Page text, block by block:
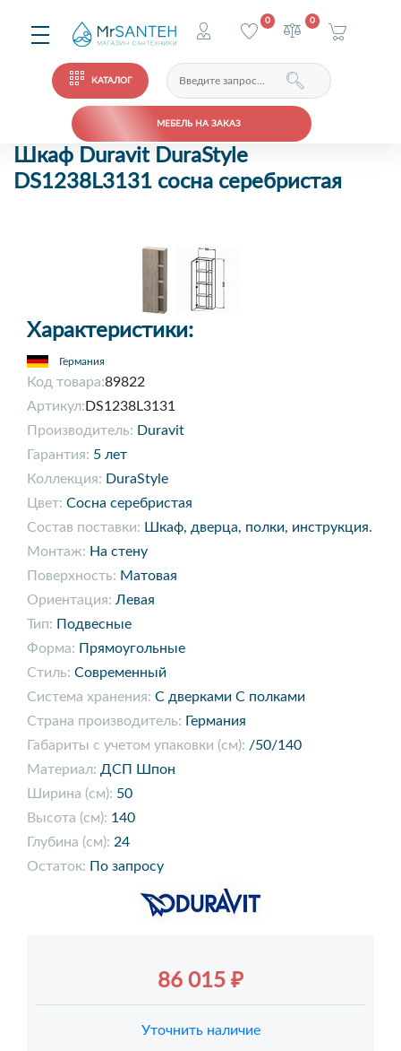
КАТАЛОГ
МЕБЕЛЬ НА ЗАКАЗ
0 0
Шкаф Duravit DuraStyle
DS1238L3131 сосна серебристая
Характеристики:
Германия
Код товара:89822
Артикул: DS1238L3131
Производитель: Duravit
Гарантия: 5 лет
Коллекция: DuraStyle
Цвет: Сосна серебристая
Состав поставки: Шкаф, дверца, полки, инструкция.
Монтаж: На стену
Поверхность: Матовая
Ориентация: Левая
Тип: Подвесные
Форма: Прямоугольные
Стиль: Современный
Система хранения: С дверками С полками
Страна производитель: Германия
Габариты с учетом упаковки (см): /50/140
Материал: ДСП Шпон
Ширина (см): 50
Высота (см): 140
Глубина (см): 24
Остаток: По запросу
86 015 ₽
Уточнить наличие